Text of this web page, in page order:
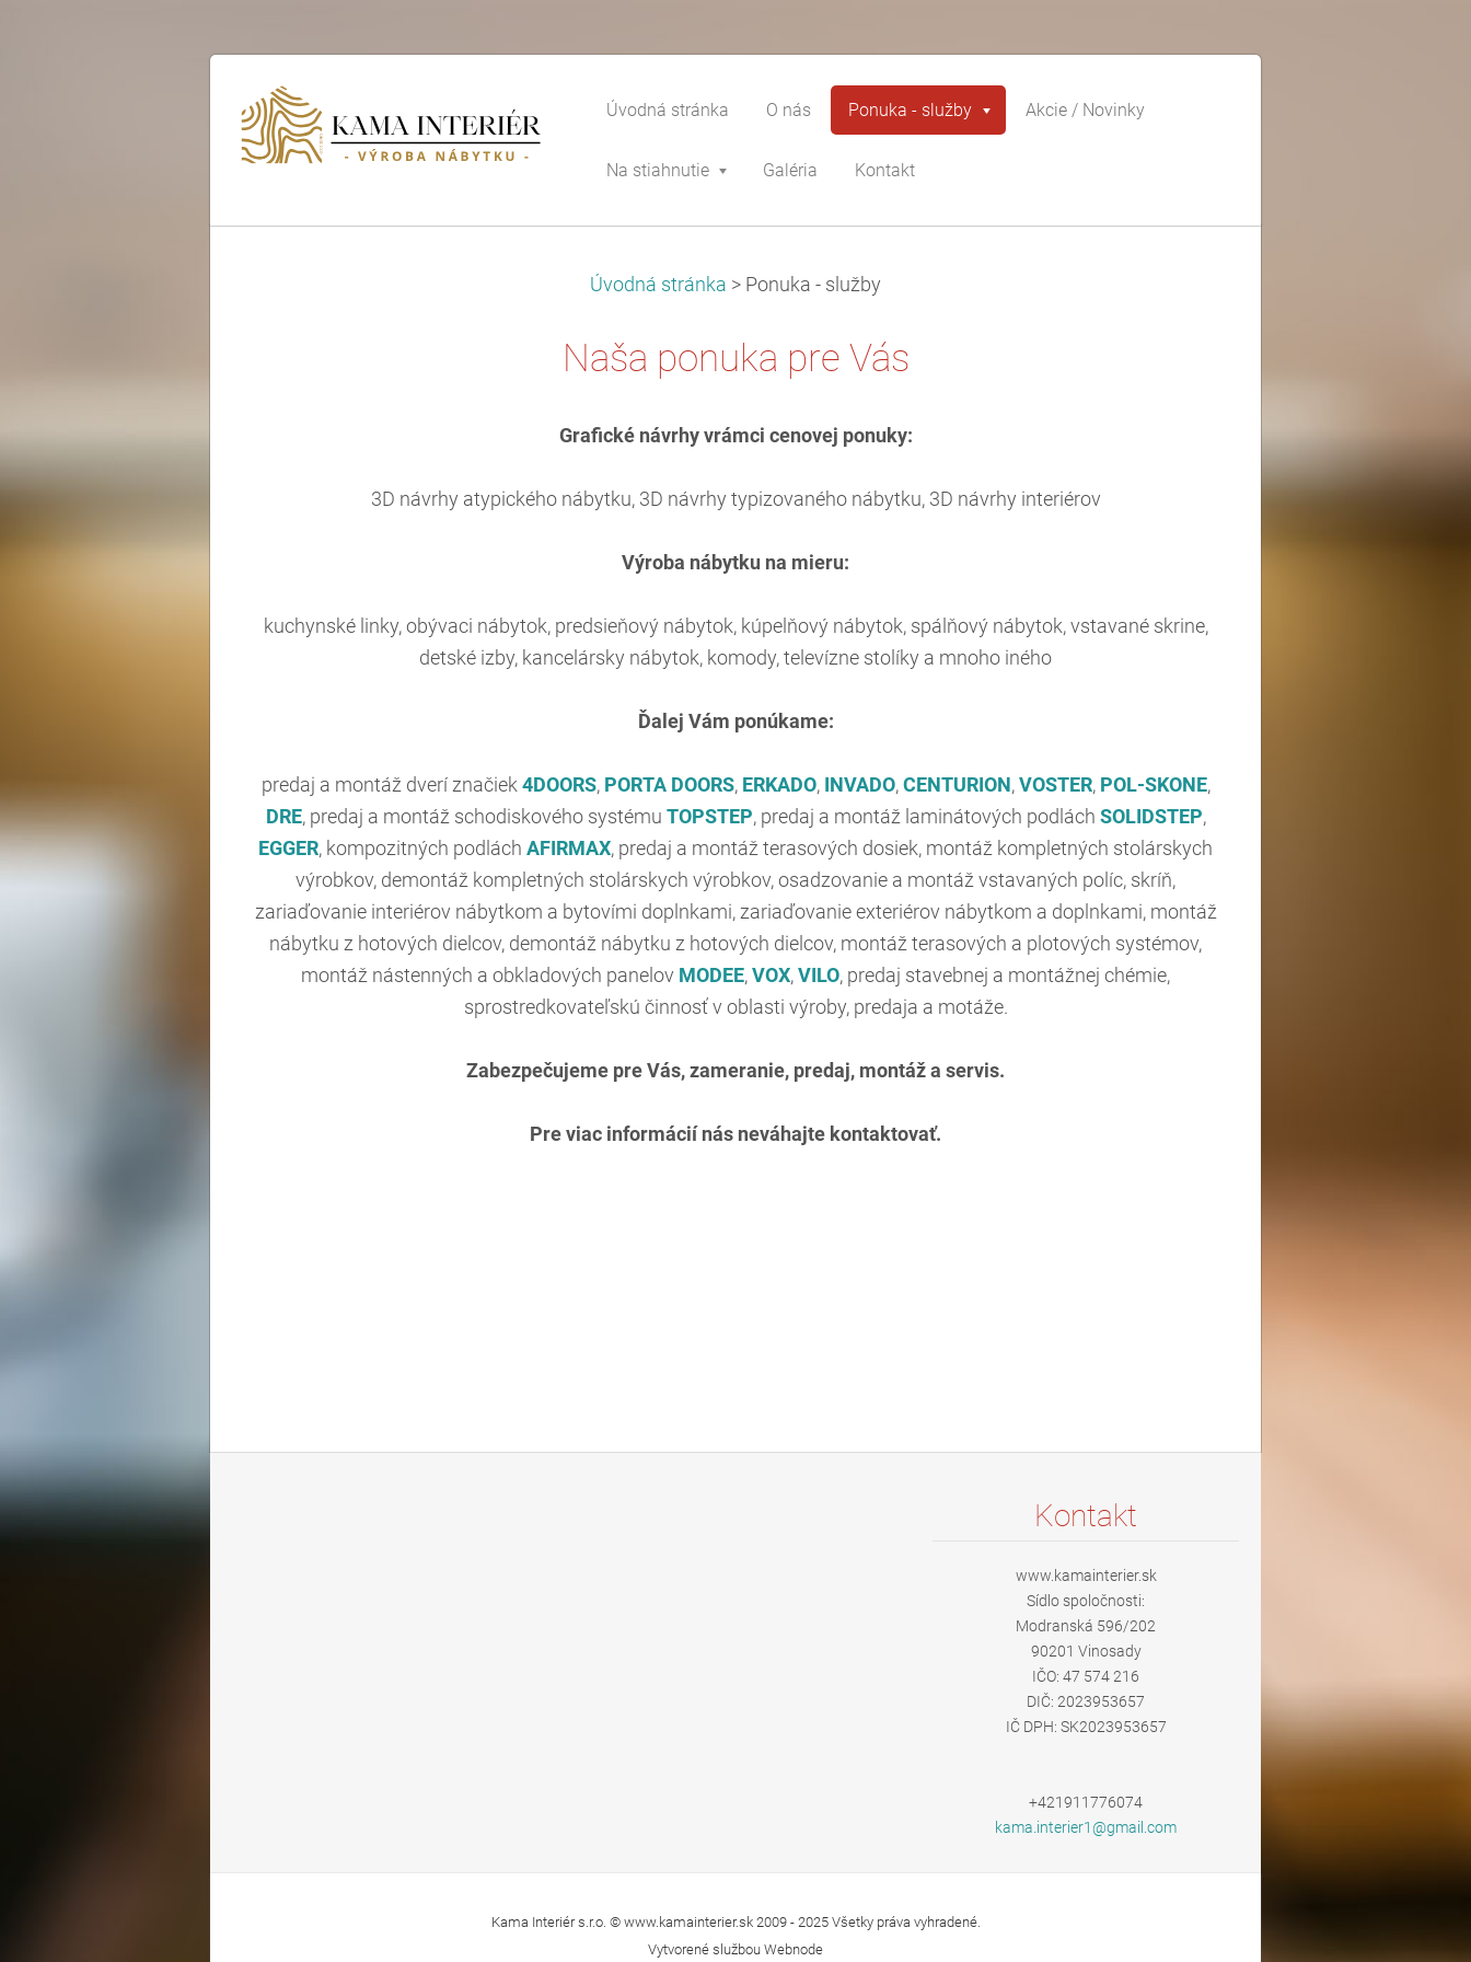
Úvodná stránka O nás Ponuka - služby Akcie / Novinky
Na stiahnutie Galéria Kontakt
Úvodná stránka > Ponuka - služby
Naša ponuka pre Vás
Grafické návrhy vrámci cenovej ponuky:
3D návrhy atypického nábytku, 3D návrhy typizovaného nábytku, 3D návrhy interiérov
Výroba nábytku na mieru:
kuchynské linky, obývaci nábytok, predsieňový nábytok, kúpelňový nábytok, spálňový nábytok, vstavané skrine,
detské izby, kancelársky nábytok, komody, televízne stolíky a mnoho iného
Ďalej Vám ponúkame:
predaj a montáž dverí značiek 4DOORS, PORTA DOORS, ERKADO, INVADO, CENTURION , VOSTER, POL-SKONE,
DRE, predaj a montáž schodiskového systému TOPSTEP, predaj a montáž laminátových podlách SOLIDSTEP,
EGGER, kompozitných podlách AFIRMAX, predaj a montáž terasových dosiek, montáž kompletných stolárskych
výrobkov, demontáž kompletných stolárskych výrobkov, osadzovanie a montáž vstavaných políc, skríň,
zariaďovanie interiérov nábytkom a bytovími doplnkami, zariaďovanie exteriérov nábytkom a doplnkami, montáž
nábytku z hotových dielcov, demontáž nábytku z hotových dielcov, montáž terasových a plotových systémov,
montáž nástenných a obkladových panelov MODEE, VOX, VILO, predaj stavebnej a montážnej chémie,
sprostredkovateľskú činnosť v oblasti výroby, predaja a motáže.
Zabezpečujeme pre Vás, zameranie, predaj, montáž a servis.
Pre viac informácií nás neváhajte kontaktovať.
Kontakt
www.kamainterier.sk
Sídlo spoločnosti:
Modranská 596/202
90201 Vinosady
IČO: 47 574 216
DIČ: 2023953657
IČ DPH: SK2023953657
+421911776074
kama.interier1@gmail.com
Kama Interiér s.r.o. © www.kamainterier.sk 2009 - 2025 Všetky práva vyhradené.
Vytvorené službou Webnode